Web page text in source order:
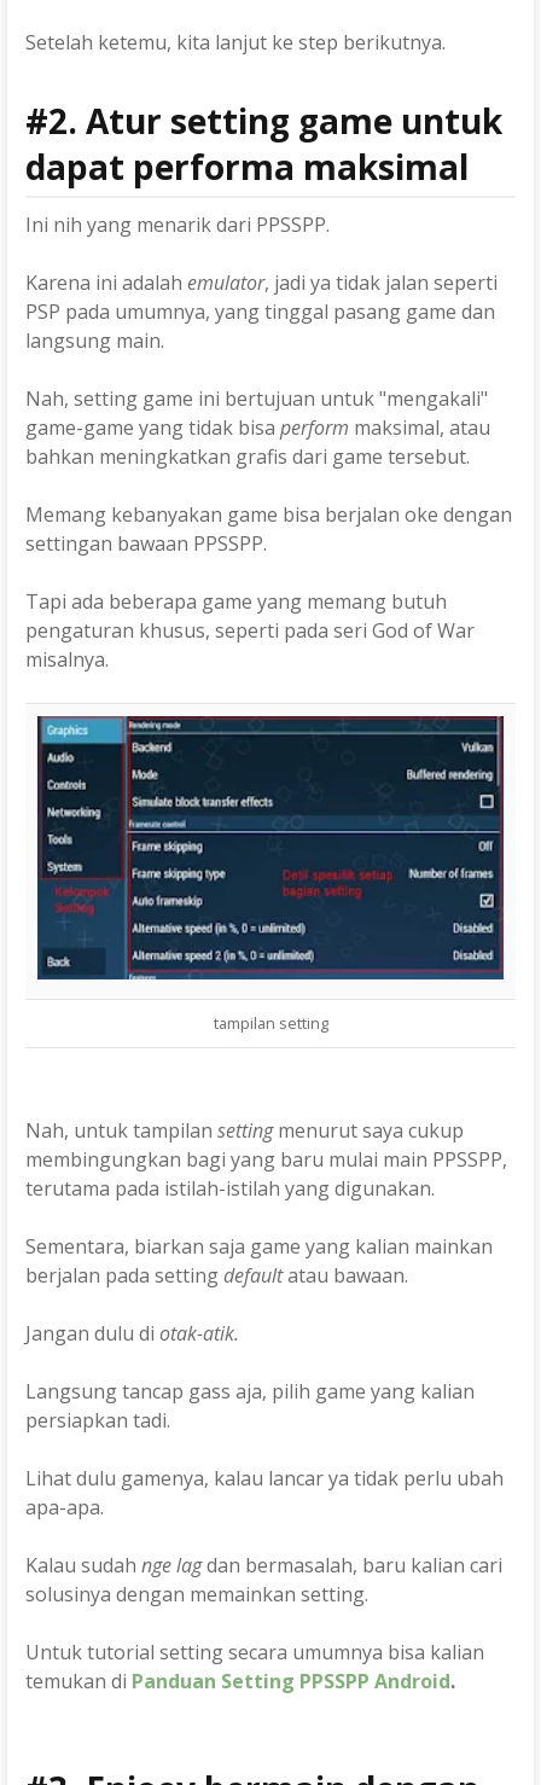
Setelah ketemu, kita lanjut ke step berikutnya.
#2. Atur setting game untuk
dapat performa maksimal
Ini nih yang menarik dari PPSSPP.
Karena ini adalah emulator, jadi ya tidak jalan seperti
PSP pada umumnya, yang tinggal pasang game dan
langsung main.
Nah, setting game ini bertujuan untuk "mengakali"
game-game yang tidak bisa perform maksimal, atau
bahkan meningkatkan grafis dari game tersebut.
Memang kebanyakan game bisa berjalan oke dengan
settingan bawaan PPSSPP.
Tapi ada beberapa game yang memang butuh
pengaturan khusus, seperti pada seri God of War
misalnya.
tampilan setting
Nah, untuk tampilan settingmenurut saya cukup
membingungkan bagi yang baru mulai main PPSSPP,
terutama pada istilah-istilah yang digunakan.
Sementara, biarkan saja game yang kalian mainkan
berjalan pada settingdefaultatau bawaan.
Jangan dulu di otak-atik.
Langsung tancap gass aja, pilih game yang kalian
persiapkan tadi.
Lihat dulu gamenya, kalau lancar ya tidak perlu ubah
apa-apa.
Kalau sudah nge lagdan bermasalah, baru kalian cari
solusinya dengan memainkan setting.
Untuk tutorial setting secara umumnya bisa kalian
temukan di Panduan Setting PPSSPP Android.